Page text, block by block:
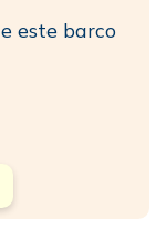
este barco